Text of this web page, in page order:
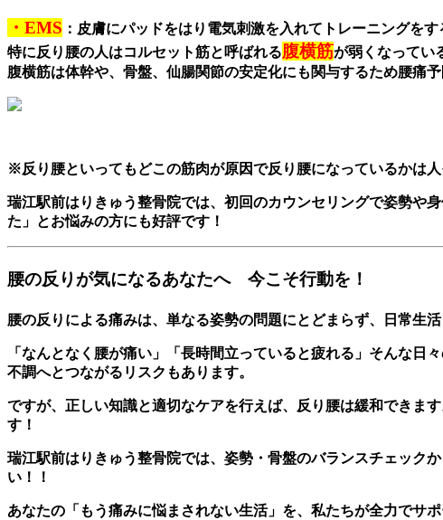
・EMS ：皮膚にパッドをはり電気刺激を入れてトレーニングをす
特に反り腰の人はコルセット筋と呼ばれる腹横筋が弱くなってい
腹横筋は体幹や、骨盤、仙腸関節の安定化にも関与するため
※反り腰といってもどこの筋肉が原因で反り腰になっているかは人
瑞江駅前はりきゅう整骨院では、初回のカウンセリングで姿勢や
た」とお悩みの方にも好評です！
腰の反りが気になるあなたへ 今こそ行動を！
腰の反りによる痛みは、単なる姿勢の問題にとどまらず、日常生
「なんとなく腰が痛い」「長時間立っていると疲れる」そんな
不調へとつながるリスクもあります。
ですが、正しい知識と適切なケアを行えば、反り腰は緩和できま
す！
瑞江駅前はりきゅう整骨院では、姿勢・骨盤のバランスチェック
い！！
あなたの「もう痛みに悩まされない生活」を、私たちが全力でサポ